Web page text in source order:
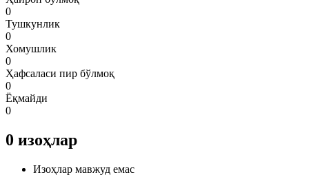
0
Тушкунлик
0
Хомушлик
0
Ҳафсаласи пир бўлмоқ
0
Ёқмайди
0
0 изоҳлар
Изоҳлар мавжуд емас